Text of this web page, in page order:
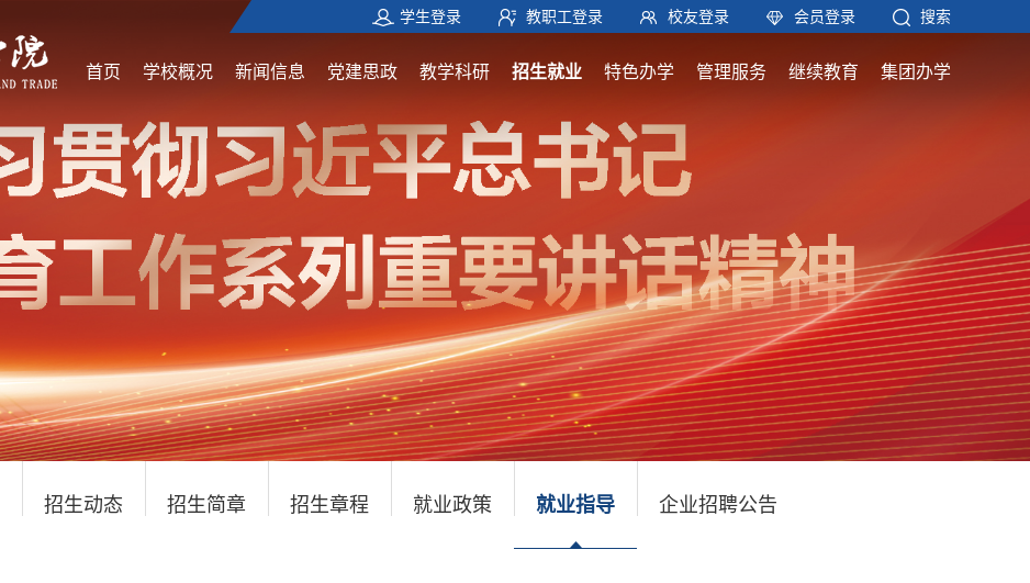
学生登录 教职工登录 校友登录 会员登录 搜索
首页 学校概况 新闻信息 党建思政 教学科研 招生就业 特色办学 管理服务 继续教育 集团办学
招生动态 招生简章 招生章程 就业政策 就业指导 企业招聘公告